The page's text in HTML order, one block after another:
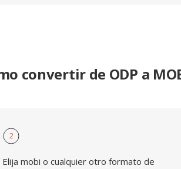
convertir de ODP a
2
Elija mobi o cualquier otro formato de